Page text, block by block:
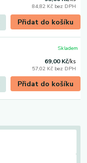
84,82 Kč bez DPH
Přidat do košíku
69,00 Kč/ks
57,02 Kč bez DPH
Skladem
Přidat do košíku